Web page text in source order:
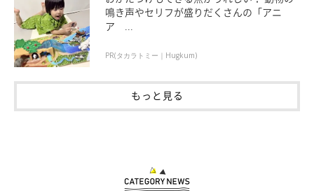
真を撮りまくりました（笑）
“ぷにぷにで可愛い肉球”のレアな写真が撮れて嬉しかったです
鳴き声やセリフが盛りだくさんの「アニ
ア ...
PR(タカラトミー｜Hugkum)
もっと見る